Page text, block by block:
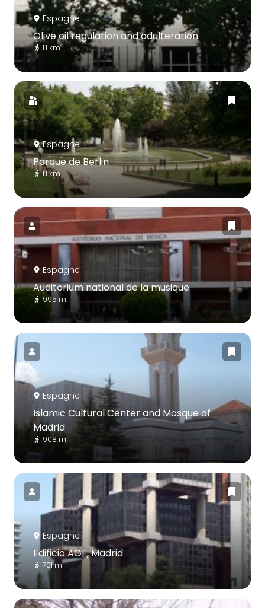
Espagne
Olive oil regulation and adulteration
1.1 km
Espagne
Parque de Berlin
1.1 km
Espagne
Auditorium national de la musique
995 m
Espagne
Islamic Cultural Center and Mosque of
Madrid
908 m
Espagne
Edificio AGF, Madrid
701 m